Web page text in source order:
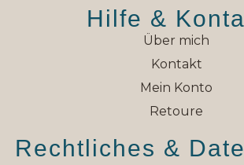
Hilfe &
Über mich
Kontakt
Mein Konto
Retoure
Rechtliches &